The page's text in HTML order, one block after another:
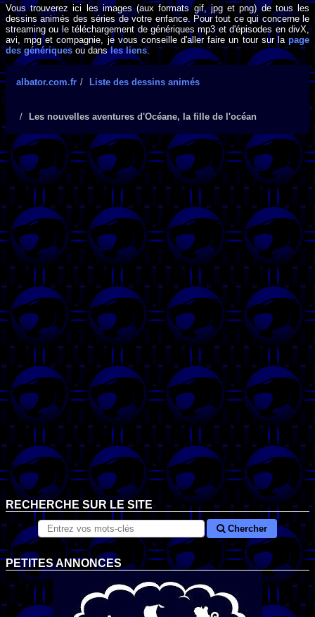
Vous trouverez ici les images (aux formats gif, jpg et png) de tous les
dessins animés des séries de votre enfance. Pour tout ce qui concerne le
streaming ou le téléchargement de génériques mp3 et d'épisodes en divX,
avi, mpg et compagnie, je vous conseille d'aller faire un tour sur la page
des génériques ou dansles liens.
albator.com.fr Liste des dessins animés
Les nouvelles aventures d'Océane, la fille de l'océan
RECHERCHE SUR LE SITE
Chercher
PETITES ANNONCES